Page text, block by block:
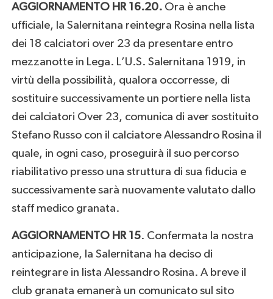
AGGIORNAMENTO HR 16.20.Ora è anche
ufficiale, la Salernitana reintegra Rosina nella lista
dei 18 calciatori over 23 da presentare entro
mezzanotte in Lega. L’U.S. Salernitana 1919, in
virtù della possibilità, qualora occorresse, di
sostituire successivamente un portiere nella lista
dei calciatori Over 23, comunica di aver sostituito
Stefano Russo con il calciatore Alessandro Rosina il
quale, in ogni caso, proseguirà il suo percorso
riabilitativo presso una struttura di sua fiducia e
successivamente sarà nuovamente valutato dallo
staff medico granata.
AGGIORNAMENTO HR 15. Confermata la nostra
anticipazione, la Salernitana ha deciso di
reintegrare in lista Alessandro Rosina. A breve il
club granata emanerà un comunicato sul sito